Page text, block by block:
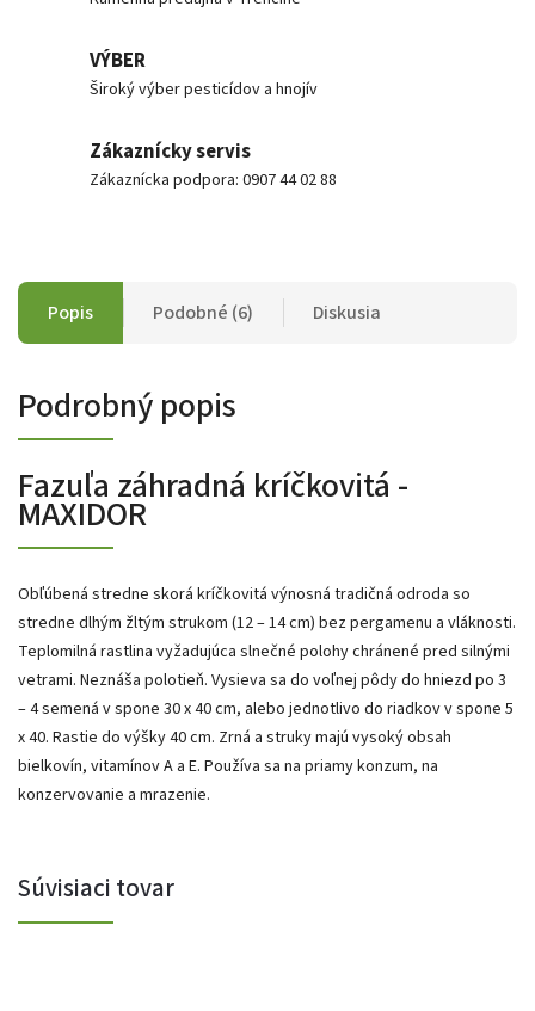
VÝBER
Široký výber pesticídov a hnojív
Zákaznícky servis
Zákaznícka podpora: 0907 44 02 88
Popis Podobné (6) Diskusia
Podrobný popis
Fazuľa záhradná kríčkovitá -
MAXIDOR
Obľúbená stredne skorá kríčkovitá výnosná tradičná odroda so
stredne dlhým žltým strukom (12 – 14 cm) bez pergamenu a vláknosti.
Teplomilná rastlina vyžadujúca slnečné polohy chránené pred silnými
vetrami. Neznáša polotieň. Vysieva sa do voľnej pôdy do hniezd po 3
– 4 semená v spone 30 x 40 cm, alebo jednotlivo do riadkov v spone 5
x 40. Rastie do výšky 40 cm. Zrná a struky majú vysoký obsah
bielkovín, vitamínov A a E. Používa sa na priamy konzum, na
konzervovanie a mrazenie.
Súvisiaci tovar